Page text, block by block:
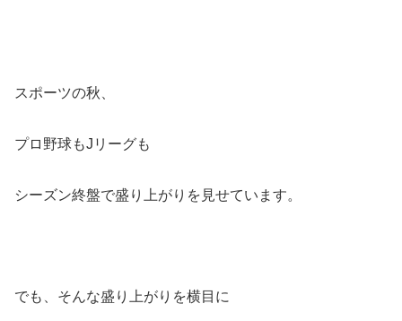
スポーツの秋、
プロ野球もJリーグも
シーズン終盤で盛り上がりを見せています。
でも、そんな盛り上がりを横目に